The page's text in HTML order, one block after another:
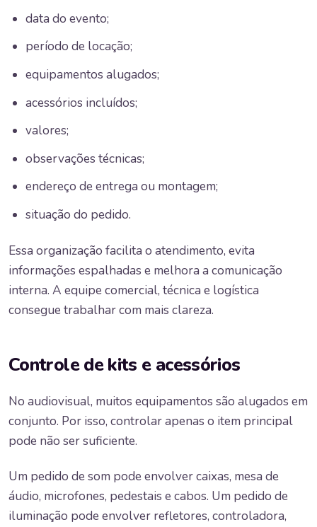
data do evento;
período de locação;
equipamentos alugados;
acessórios incluídos;
valores;
observações técnicas;
endereço de entrega ou montagem;
situação do pedido.
Essa organização facilita o atendimento, evita
informações espalhadas e melhora a comunicação
interna. A equipe comercial, técnica e logística
consegue trabalhar com mais clareza.
Controle de kits e acessórios
No audiovisual, muitos equipamentos são alugados em
conjunto. Por isso, controlar apenas o item principal
pode não ser suficiente.
Um pedido de som pode envolver caixas, mesa de
áudio, microfones, pedestais e cabos. Um pedido de
iluminação pode envolver refletores, controladora,